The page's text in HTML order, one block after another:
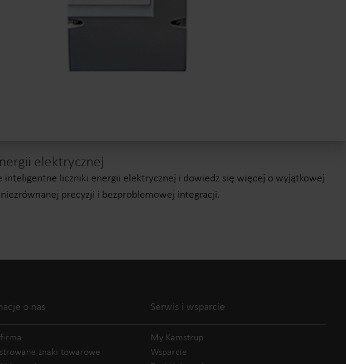
elektrycznej
inteligentne liczniki energii elektrycznej i dowiedz się więcej o wyjątkowej
precyzji i bezproblemowej integracji.
o nas
znaki towarowe
Serwis i wsparcie
My Kamstrup
Wsparcie